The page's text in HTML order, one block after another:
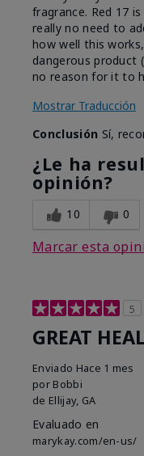
fragrance. Red 17
really no need to
how well this
dangerous product
no reason for it to
Mostrar Traducción
Conclusión Sí,
¿Le ha
opinión?
10 0
Marcar esta
5
GREAT
Enviado Hace 1 mes
por Bobbi
de Ellijay, GA
Evaluado en
marykay.com/en-us/